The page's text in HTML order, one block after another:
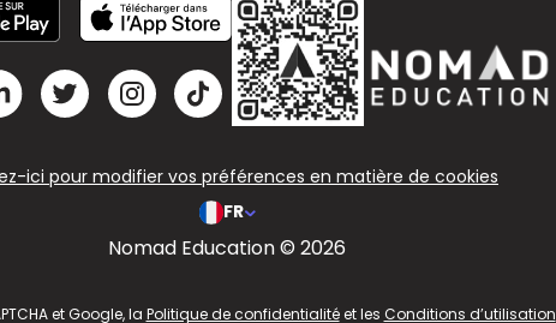
ici pour modifier vos préférences en matière de cookies
FR
Nomad Education © 2026
et Google, la Politique de confidentialitéet les Conditions d’utilisation